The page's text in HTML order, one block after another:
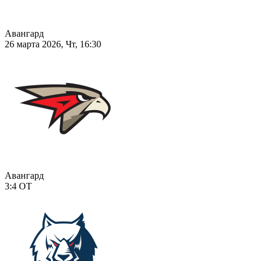
Авангард
26 марта 2026, Чт, 16:30
Авангард
3:4 ОТ